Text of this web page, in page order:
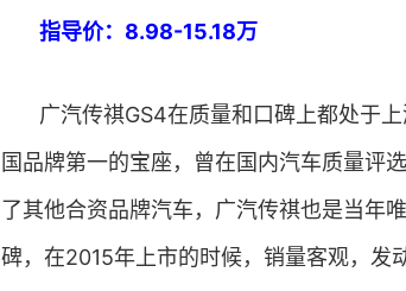
指导价：8.98-15.18万
广汽传祺GS4在质量和口碑上都处于
国品牌第一的宝座，曾在国内汽车质量评
了其他合资品牌汽车，广汽传祺也是当年
碑，在2015年上市的时候，销量客观，发